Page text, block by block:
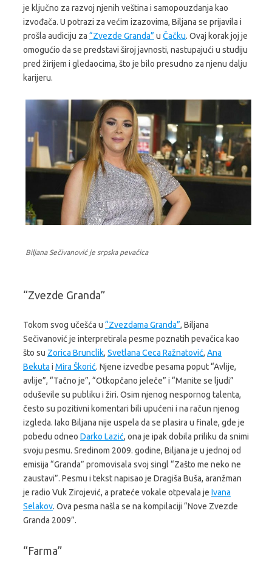
je ključno za razvoj njenih veština i samopouzdanja kao
izvođača. U potrazi za većim izazovima, Biljana se prijavila i
prošla audiciju za “Zvezde Granda” u Čačku. Ovaj korak joj je
omogućio da se predstavi široj javnosti, nastupajući u studiju
pred žirijem i gledaocima, što je bilo presudno za njenu dalju
karijeru.
Biljana Sečivanović je srpska pevačica
“Zvezde Granda”
Tokom svog učešća u “Zvezdama Granda”, Biljana
Sečivanović je interpretirala pesme poznatih pevačica kao
što su Zorica Brunclik, Svetlana Ceca Ražnatović, Ana
Bekuta i Mira Škorić. Njene izvedbe pesama poput “Avlije,
avlije”, “Tačno je”, “Otkopčano jeleče” i “Manite se ljudi”
oduševile su publiku i žiri. Osim njenog nespornog talenta,
često su pozitivni komentari bili upućeni i na račun njenog
izgleda. Iako Biljana nije uspela da se plasira u finale, gde je
pobedu odneo Darko Lazić, ona je ipak dobila priliku da snimi
svoju pesmu. Sredinom 2009. godine, Biljana je u jednoj od
emisija “Granda” promovisala svoj singl “Zašto me neko ne
zaustavi”. Pesmu i tekst napisao je Dragiša Buša, aranžman
je radio Vuk Zirojević, a prateće vokale otpevala je Ivana
Selakov. Ova pesma našla se na kompilaciji “Nove Zvezde
Granda 2009”.
“Farma”